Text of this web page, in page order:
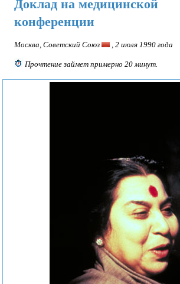
цитаты
Вопросы
и
ответы
Воспоминания
Доклад на медицинской
конференции
Москва, Советский Союз , 2 июля 1990 года
Прочтение займет примерно 20 минут.